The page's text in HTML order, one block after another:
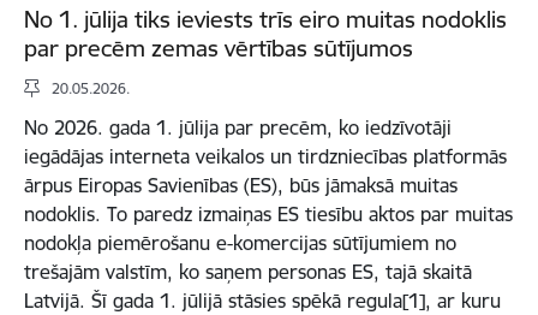
No 1. jūlija tiks ieviests trīs eiro muitas nodoklis
par precēm zemas vērtības sūtījumos
20.05.2026.
No 2026. gada 1. jūlija par precēm, ko iedzīvotāji
iegādājas interneta veikalos un tirdzniecības platformās
ārpus Eiropas Savienības (ES), būs jāmaksā muitas
nodoklis. To paredz izmaiņas ES tiesību aktos par muitas
nodokļa piemērošanu e-komercijas sūtījumiem no
trešajām valstīm, ko saņem personas ES, tajā skaitā
Latvijā. Šī gada 1. jūlijā stāsies spēkā regula[1], ar kuru